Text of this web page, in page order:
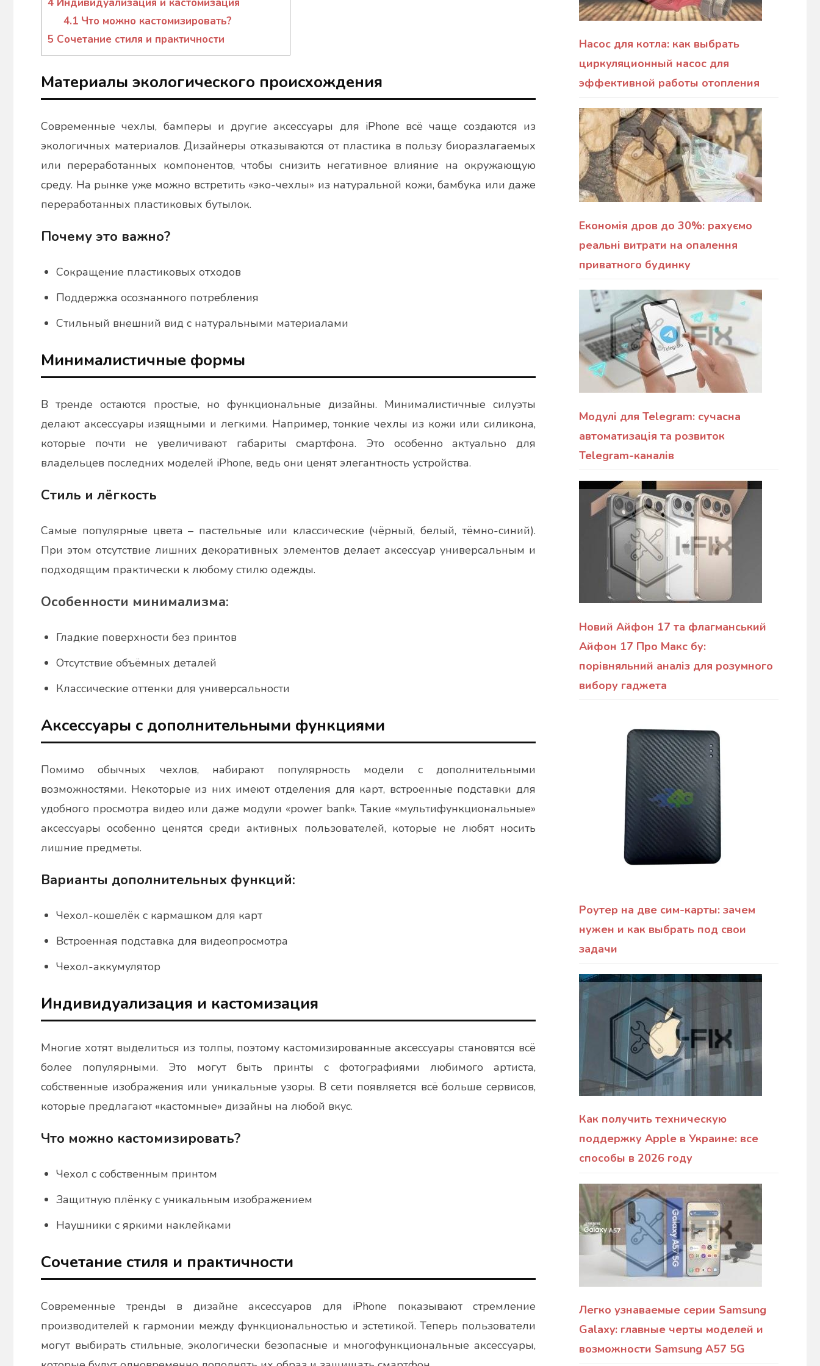
4.1Что можно кастомизировать?
5 Сочетание стиля и практичности
Материалы экологического происхождения
Современные чехлы, бамперы и другие аксессуары для iPhone всё чаще создаются из
экологичных материалов. Дизайнеры отказываются от пластика в пользу биоразлагаемых
или переработанных компонентов, чтобы снизить негативное влияние на окружающую
среду. На рынке уже можно встретить «эко-чехлы» из натуральной кожи, бамбука или даже
переработанных пластиковых бутылок.
Почему это важно?
Сокращение пластиковых отходов
Поддержка осознанного потребления
Стильный внешний вид с натуральными материалами
Минималистичные формы
В тренде остаются простые, но функциональные дизайны. Минималистичные силуэты
делают аксессуары изящными и легкими. Например, тонкие чехлы из кожи или силикона,
которые почти не увеличивают габариты смартфона. Это особенно актуально для
владельцев последних моделей iPhone, ведь они ценят элегантность устройства.
Стиль и лёгкость
Самые популярные цвета – пастельные или классические (чёрный, белый, тёмно-синий).
При этом отсутствие лишних декоративных элементов делает аксессуар универсальным и
подходящим практически к любому стилю одежды.
Особенности минимализма:
Гладкие поверхности без принтов
Отсутствие объёмных деталей
Классические оттенки для универсальности
Аксессуары с дополнительными функциями
Помимо обычных чехлов, набирают популярность модели с дополнительными
возможностями. Некоторые из них имеют отделения для карт, встроенные подставки для
удобного просмотра видео или даже модули «power bank». Такие «мультифункциональные»
аксессуары особенно ценятся среди активных пользователей, которые не любят носить
лишние предметы.
Варианты дополнительных функций:
Чехол-кошелёк с кармашком для карт
Встроенная подставка для видеопросмотра
Чехол-аккумулятор
Индивидуализация и кастомизация
Многие хотят выделиться из толпы, поэтому кастомизированные аксессуары становятся всё
более популярными. Это могут быть принты с фотографиями любимого артиста,
собственные изображения или уникальные узоры. В сети появляется всё больше сервисов,
которые предлагают «кастомные» дизайны на любой вкус.
Что можно кастомизировать?
Чехол с собственным принтом
Защитную плёнку с уникальным изображением
Наушники с яркими наклейками
Сочетание стиля и практичности
Современные тренды в дизайне аксессуаров для iPhone показывают стремление
производителей к гармонии между функциональностью и эстетикой. Теперь пользователи
могут выбирать стильные, экологически безопасные и многофункциональные аксессуары,
Насос для котла: как выбрать
циркуляционный насос для
эффективной работы отопления
Економія дров до 30%: рахуємо
реальні витрати на опалення
приватного будинку
Модулі для Telegram: сучасна
автоматизація та розвиток
Telegram-каналів
Новий Айфон 17 та флагманський
Айфон 17 Про Макс бу:
порівняльний аналіз для розумного
вибору гаджета
Роутер на две сим-карты: зачем
нужен и как выбрать под свои
задачи
Как получить техническую
поддержку Apple в Украине: все
способы в 2026 году
Легко узнаваемые серии Samsung
Galaxy: главные черты моделей и
возможности Samsung A57 5G